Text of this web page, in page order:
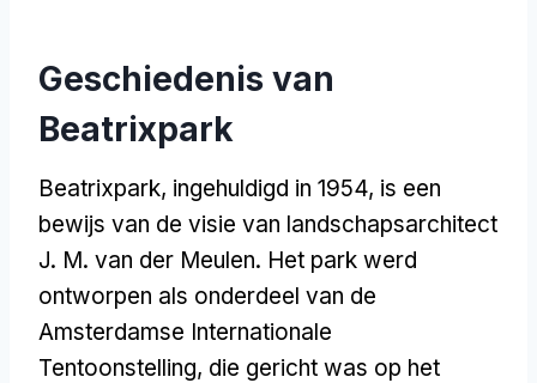
Geschiedenis van
Beatrixpark
Beatrixpark, ingehuldigd in 1954, is een
bewijs van de visie van landschapsarchitect
J. M. van der Meulen. Het park werd
ontworpen als onderdeel van de
Amsterdamse Internationale
Tentoonstelling, die gericht was op het